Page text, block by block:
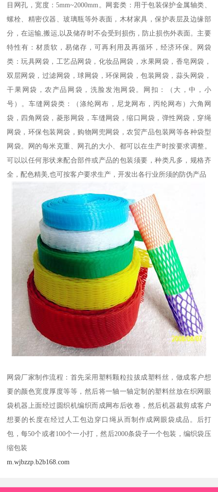
目网孔，宽度：5mm~2000mm。网套类：用于包装保护金属轴类、
螺栓、精密仪器、玻璃瓶等外表面，木材家具，保护表层及边缘部
分，在运输,搬运,以及储存时不会受到损伤，防止损伤外表面。主要
特性有：材质软，易储存，可再利用及再循环，经济环保。网袋
类：玩具网袋，工艺品网袋，化妆品网袋，水果网袋，香皂网袋，
双层网袋，过滤网袋，球网袋，环保网袋，包装网袋，蒜头网袋，
干果网袋，农产品网袋，洗脸发泡网袋。网扣：（大，中，小
号）。车缝网袋类：（涤纶网布，尼龙网布，丙纶网布）六角网
袋，四角网袋，菱形网袋，车缝网袋，缩口网袋，弹性网袋，穿绳
网袋，环保包装网袋，购物网兜网袋，农贸产品包装网等各种袋型
网袋。网的每米克重、网孔的大小、都可以在生产时按要求调整。
可以以任何形状来配合部件或产品的包装须要，种类凡多，规格齐
全，配色精美,也可按客户要求生产，开发出各行业所须的防伪产品
网袋厂家制作流程：首先采用塑料颗粒拉拔成塑料丝，做成客户想
要的颜色宽度厚度等等，然后将一轴一轴定制的塑料丝放在织网眼
袋机器上面经过圆织机编织而成网布后收卷，然后机器裁剪成客户
想要的长度在经过人工包边穿口绳从而制作成网眼袋成品。后打
包，每50个或者100个一小打，然后2000条袋子一个包装，编织袋压
缩包装
m.wjbzzp.b2b168.com